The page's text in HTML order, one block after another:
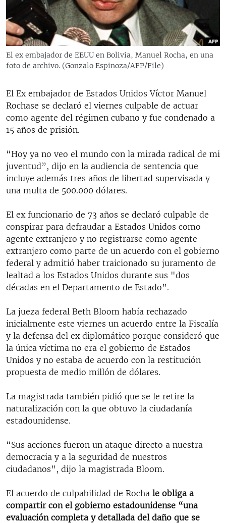
RADIO MARTÍ
ESPECIALES
ESPECIALES
LA REALIDAD DE LA VIVIENDA EN CUBA
KENTU-CUBANO
LOS SANTOS DE HIALEAH
DESINFORMACIÓN RUSA EN AMÉRICA LATINA
LA INVASIÓN DE RUSIA A UCRANIA
MULTIMEDIA
EDITORIALES
SÍGUENOS
El ex embajador de EEUU en Bolivia, Manuel Rocha, en una
foto de archivo. (Gonzalo Espinoza/AFP/File)
El Ex embajador de Estados Unidos Víctor Manuel
Rochase se declaró el viernes culpable de actuar
como agente del régimen cubano y fue condenado a
15 años de prisión.
“Hoy ya no veo el mundo con la mirada radical de mi
juventud”, dijo en la audiencia de sentencia que
incluye además tres años de libertad supervisada y
una multa de 500.000 dólares.
El ex funcionario de 73 años se declaró culpable de
conspirar para defraudar a Estados Unidos como
agente extranjero y no registrarse como agente
extranjero como parte de un acuerdo con el gobierno
federal y admitió haber traicionado su juramento de
lealtad a los Estados Unidos durante sus "dos
décadas en el Departamento de Estado”.
La jueza federal Beth Bloom había rechazado
inicialmente este viernes un acuerdo entre la Fiscalía
y la defensa del ex diplomático porque consideró que
la única víctima no era el gobierno de Estados
Unidos y no estaba de acuerdo con la restitución
propuesta de medio millón de dólares.
La magistrada también pidió que se le retire la
naturalización con la que obtuvo la ciudadanía
estadounidense.
“Sus acciones fueron un ataque directo a nuestra
democracia y a la seguridad de nuestros
ciudadanos”, dijo la magistrada Bloom.
El acuerdo de culpabilidad de Rocha le obliga a
compartir con el gobierno estadounidense “una
evaluación completa y detallada del daño que se